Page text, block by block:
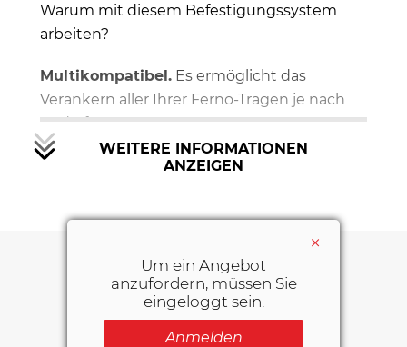
×
Um ein Angebot
anzufordern, müssen Sie
eingeloggt sein.
Anmelden
Warum mit diesem Befestigungssystem
arbeiten?
Multikompatibel. Es ermöglicht das
Verankern aller Ihrer Ferno-Tragen je nach
Bedarf.
Schnell.
Mit einem einfachen Knopfdruck
dem Krankenwagen.
Fastener Befestigungssystems
Geprüft nach UNI EN 1789.
WEITERE INFORMATIONEN
ANZEIGEN
DOWNLOAD AREA